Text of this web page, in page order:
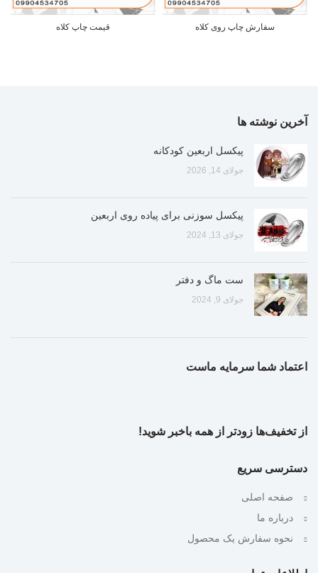
سفارش چاپ روی کلاه قیمت چاپ کلاه
آخرین نوشته ها
پیکسل اربعین کودکانه
جولای 14, 2026
پیکسل سوزنی برای پیاده روی اربعین
جولای 13, 2024
ست ماگ و دفتر
جولای 9, 2024
اعتماد شما سرمایه ماست
از تخفیف‌ها زودتر از همه باخبر شوید!
دسترسی سریع
صفحه اصلی
درباره ما
نحوه سفارش یک محصول